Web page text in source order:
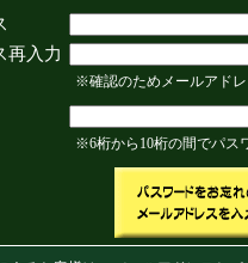
再入力
※確認のためメールアド
※6桁から10桁の間でパス